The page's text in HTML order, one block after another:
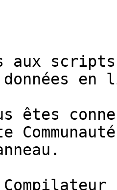
aux
en
êtes
Compilateur